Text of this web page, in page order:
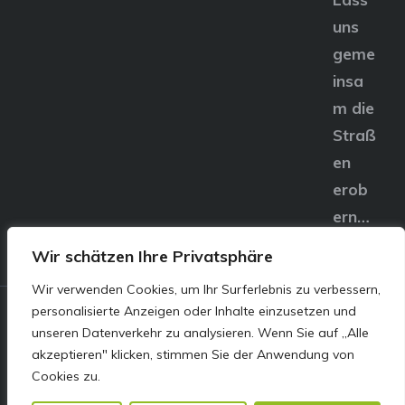
Wir schätzen Ihre Privatsphäre
Wir verwenden Cookies, um Ihr Surferlebnis zu verbessern,
personalisierte Anzeigen oder Inhalte einzusetzen und
unseren Datenverkehr zu analysieren. Wenn Sie auf „Alle
akzeptieren" klicken, stimmen Sie der Anwendung von
Cookies zu.
uns
geme
insa
m die
Straß
en
erob
ern…
© E&S Motors GmbH,
Linzer Straße 83 4240
Freistadt